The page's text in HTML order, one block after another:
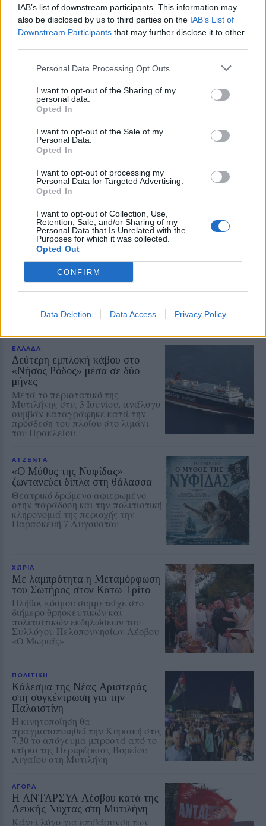
IAB’s list of downstream participants. This information may
also be disclosed by us to third parties on the IAB’s List of
Downstream Participants that may further disclose it to other
Personal Data Processing Opt Outs
I want to opt-out of the Sharing of my
personal data.
Opted In
I want to opt-out of the Sale of my
Personal Data.
Opted In
I want to opt-out of processing my
Personal Data for Targeted Advertising.
Opted In
I want to opt-out of Collection, Use,
Retention, Sale, and/or Sharing of my
Personal Data that Is Unrelated with the
Purposes for which it was collected.
Opted Out
CONFIRM
Data Deletion Data Access Privacy Policy
Δείτε περισσότερα άρθρα μας στα αποτελέσματα
αναζήτησης
Add stonisi.gr on Google ↗
ΣΤΗΝ ΙΔΙΑ ΚΑΤΗΓΟΡΙΑ
ΑΤΖΕΝΤΑ
Αφιέρωμα στον Νίκο Καλαϊτζή –
Μπινταγιάλα στον Μεσότοπο
Μουσική, φωτογραφία και
δραματοποίηση συνθέτουν την
εκδήλωση «Έρωτας με τις χορδές
των οργάνων» τη Δευτέρα 10
ΠΕΡΙΒΑΛΛΟΝ
Πενθήμερο υψηλών
θερμοκρασιών στη Μυτιλήνη
Στους 38 βαθμούς ο υδράργυρος
την Κυριακή – Από 3 έως 5 μποφόρ
οι άνεμοι στην περιοχή
ΕΛΛΑΔΑ
Δεύτερη εμπλοκή κάβου στο
«Νήσος Ρόδος» μέσα σε δύο
μήνες
Μετά το περιστατικό της
Μυτιλήνης στις 3 Ιουνίου, ανάλογο
συμβάν καταγράφηκε κατά την
πρόσδεση του πλοίου στο λιμάνι
του Ηρακλείου
ΑΤΖΕΝΤΑ
«Ο Μύθος της Νυφίδας»
ζωντανεύει δίπλα στη θάλασσα
Θεατρικό δρώμενο αφιερωμένο
στην παράδοση και την πολιτιστική
κληρονομιά της περιοχής την
Παρασκευή 7 Αυγούστου
ΧΩΡΙΑ
Με λαμπρότητα η Μεταμόρφωση
του Σωτήρος στον Κάτω Τρίτο
Πλήθος κόσμου συμμετείχε στο
διήμερο θρησκευτικών και
πολιτιστικών εκδηλώσεων του
Συλλόγου Πελοποννησίων Λέσβου
«Ο Μωριάς»
ΠΟΛΙΤΙΚΗ
Κάλεσμα της Νέας Αριστεράς
στη συγκέντρωση για την
Παλαιστίνη
Η κινητοποίηση θα
πραγματοποιηθεί την Κυριακή στις
7.30 το απόγευμα μπροστά από το
κτίριο της Περιφέρειας Βορείου
Αιγαίου στη Μυτιλήνη
ΑΓΟΡΑ
Η ΑΝΤΑΡΣΥΑ Λέσβου κατά της
Λευκής Νύχτας στη Μυτιλήνη
Κάνει λόγο για επιβάρυνση των